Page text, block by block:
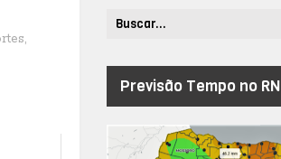
,
Previsão Tempo no RN